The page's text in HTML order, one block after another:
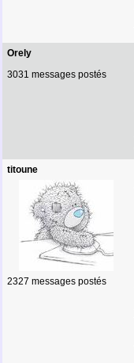
Orely
3031 messages postés
titoune
2327 messages postés